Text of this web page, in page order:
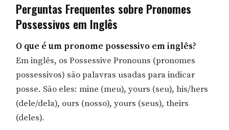
Perguntas Frequentes sobre Pronomes
Possessivos em Inglês
O que é um pronome possessivo em inglês?
Em inglês, os Possessive Pronouns (pronomes
possessivos) são palavras usadas para indicar
posse. São eles: mine (meu), yours (seu), his/hers
(dele/dela), ours (nosso), yours (seus), theirs
(deles).